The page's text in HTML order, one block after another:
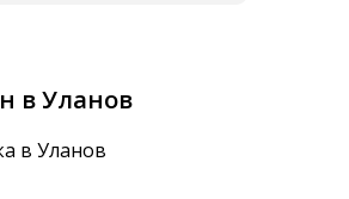
в Уланов
в Уланов